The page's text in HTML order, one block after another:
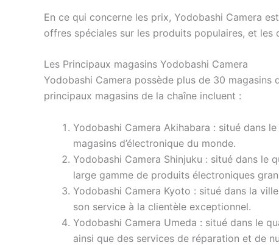
En ce qui concerne les prix, Yodobashi Camera
offres spéciales sur les produits populaires, et
Les Principaux magasins Yodobashi Camera
Yodobashi Camera possède plus de 30
principaux magasins de la chaîne incluent :
Yodobashi Camera Akihabara : situé dans
magasins d’électronique du monde.
Yodobashi Camera Shinjuku : situé dans le
large gamme de produits électroniques
Yodobashi Camera Kyoto : situé dans la
son service à la clientèle exceptionnel.
Yodobashi Camera Umeda : situé dans le
ainsi que des services de réparation et de